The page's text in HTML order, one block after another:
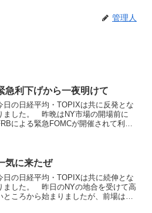
管理人
急利下げから一夜明けて
日の日経平均・TOPIXは共に反発とな
ました。 昨晩はNY市場の開場前に
による緊急FOMCが開催されて利下
です。 結局、...
気に来たぜ
日の日経平均・TOPIXは共に続伸とな
ました。 昨日のNYの地合を受けて高
ところから始まりましたが、前場は